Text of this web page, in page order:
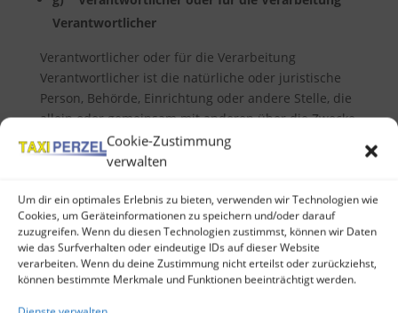
Cookie-Zustimmung
verwalten
Um dir ein optimales Erlebnis zu bieten, verwenden wir Technologien wie
Cookies, um Geräteinformationen zu speichern und/oder darauf
zuzugreifen. Wenn du diesen Technologien zustimmst, können wir Daten
wie das Surfverhalten oder eindeutige IDs auf dieser Website
verarbeiten. Wenn du deine Zustimmung nicht erteilst oder zurückziehst,
können bestimmte Merkmale und Funktionen beeinträchtigt werden.
Verantwortlicher
Verantwortlicher oder für die Verarbeitung
Verantwortlicher ist die natürliche oder juristische
Person, Behörde, Einrichtung oder andere Stelle, die
allein oder gemeinsam mit anderen über die Zwecke
und Mittel der Verarbeitung von
personenbezogenen Daten entscheidet. Sind die
Unionsrecht oder das Recht der Mitgliedstaaten
vorgegeben, so kann der Verantwortliche
beziehungsweise können die bestimmten Kriterien
seiner Benennung nach dem Unionsrecht oder dem
Recht der Mitgliedstaaten vorgesehen werden.